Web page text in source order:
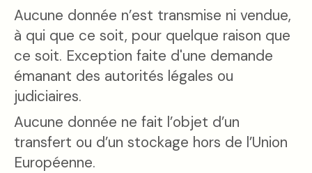
Aucune donnée n’est transmise ni vendue,
à qui que ce soit, pour quelque raison que
ce soit. Exception faite d'une demande
émanant des autorités légales ou
judiciaires.
Aucune donnée ne fait l’objet d’un
transfert ou d’un stockage hors de l’Union
Européenne.